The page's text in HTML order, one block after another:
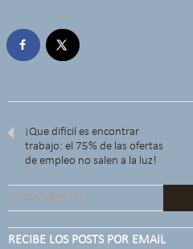
¡Que difícil es encontrar
trabajo: el 75% de las ofertas
de empleo no salen a la luz!
NO COMMENT YET
RECIBE LOS POSTS POR EMAIL